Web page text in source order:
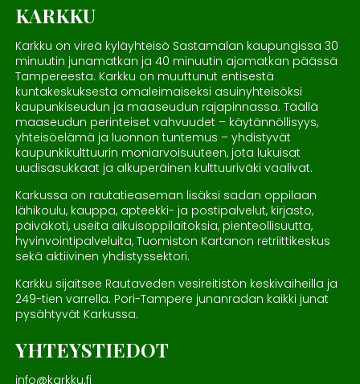
KARKKU
Karkku on vireä kyläyhteisö Sastamalan kaupungissa 30
minuutin junamatkan ja 40 minuutin ajomatkan päässä
Tampereesta. Karkku on muuttunut entisestä
kuntakeskuksesta omaleimaiseksi asuinyhteisöksi
kaupunkiseudun ja maaseudun rajapinnassa. Täällä
maaseudun perinteiset vahvuudet – käytännöllisyys,
yhteisöelämä ja luonnon tuntemus – yhdistyvät
kaupunkikulttuurin moniarvoisuuteen, jota lukuisat
uudisasukkaat ja alkuperäinen kulttuuriväki vaalivat.
Karkussa on rautatieaseman lisäksi sadan oppilaan
lähikoulu, kauppa, apteekki- ja postipalvelut, kirjasto,
päiväkoti, useita aikuisoppilaitoksia, pienteollisuutta,
hyvinvointipalveluita, Tuomiston Kartanon retriittikeskus
sekä aktiivinen yhdistyssektori.
Karkku sijaitsee Rautaveden vesireitistön keskivaiheilla ja
249-tien varrella. Pori-Tampere junanradan kaikki junat
pysähtyvät Karkussa.
YHTEYSTIEDOT
info@karkku.fi